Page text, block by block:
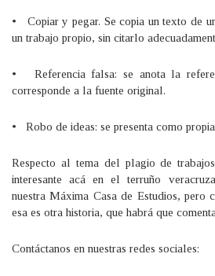
• Copiar y pegar. Se copia un texto de
un trabajo propio, sin citarlo
• Referencia falsa: se anota la
corresponde a la fuente original.
• Robo de ideas: se presenta como
Respecto al tema del plagio de
interesante acá en el terruño
nuestra Máxima Casa de Estudios,
esa es otra historia, que habrá que
Contáctanos en nuestras redes sociales: